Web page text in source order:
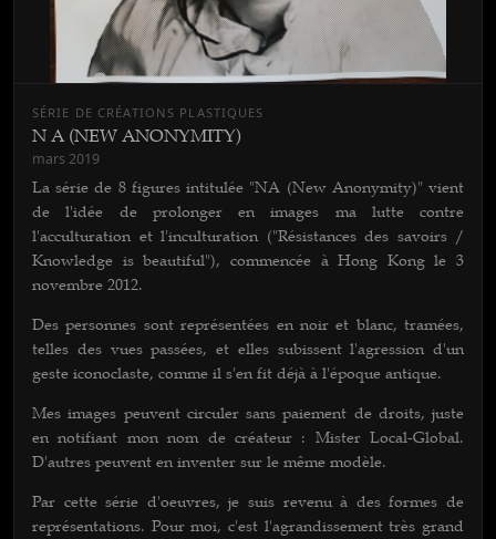
SÉRIE DE CRÉATIONS PLASTIQUES
N A (NEW ANONYMITY)
mars 2019
La série de 8 figures intitulée "NA (New Anonymity)" vient
de l'idée de prolonger en images ma lutte contre
l'acculturation et l'inculturation ("Résistances des savoirs /
Knowledge is beautiful"), commencée à Hong Kong le 3
novembre 2012.
Des personnes sont représentées en noir et blanc, tramées,
telles des vues passées, et elles subissent l'agression d'un
geste iconoclaste, comme il s'en fit déjà à l'époque antique.
Mes images peuvent circuler sans paiement de droits, juste
en notifiant mon nom de créateur : Mister Local-Global.
D'autres peuvent en inventer sur le même modèle.
Par cette série d'oeuvres, je suis revenu à des formes de
représentations. Pour moi, c'est l'agrandissement très grand